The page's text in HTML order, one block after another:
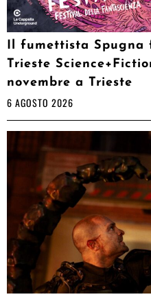
Il fumettista Spugna
Trieste
novembre a Trieste
6 AGOSTO 2026